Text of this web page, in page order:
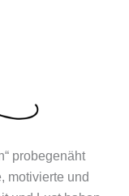
probegenäht
motivierte und